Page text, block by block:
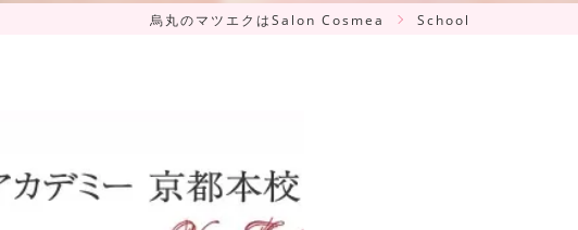
烏丸のマツエクはSalon Cosmea School